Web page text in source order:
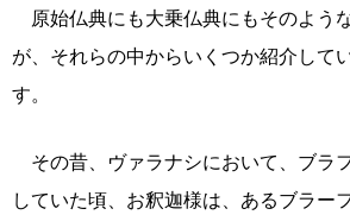
原始仏典にも大乗仏典にもそのよう
が、それらの中からいくつか紹介して
す。
その昔、ヴァラナシにおいて、ブラ
していた頃、お釈迦様は、あるブラー